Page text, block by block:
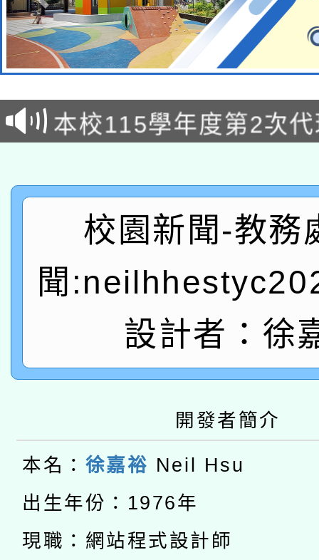
本校115學年度第1次
第3次招考甄選結果公
本校115學年度第2次
有關原住民族委員會
公告之原住民族歲時祭
一案。
兒童少年暑期犯罪預防
答一案
有關本府115年70歲以
人員健康講座「吃得安
心」，鼓勵退休同仁踴
招甄選結果公告(無人
適應運動共學行動站研
本館辦理115年度閱讀
暨閱讀推動專業研習
科技賦能─人工智慧
本校115學年度第1次
第3次招考甄選結果公
本校115學年度第2次
次招考甄選結果公告(
有關原住民族委員會
公告之原住民族歲時祭
兒童少年暑期犯罪預防
校園新聞-教務
聞
設計者：徐
開發者簡介
本名： 徐嘉裕 Neil Hsu
出生年份：1976年
現職：網站程式設計師